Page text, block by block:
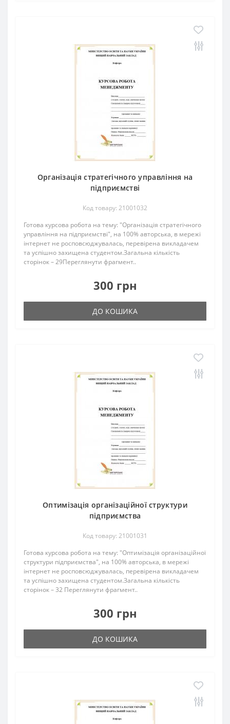
Організація стратегічного управління на
підприємстві
Код товару: 21001032
Готова курсова робота на тему: "Організація стратегічного
управління на підприємстві", на 100% авторська, в мережі
інтернет не росповсюджувалась, перевірена викладачем
та успішно захищена студентом.Загальна кількість
сторінок – 29Переглянути фрагмент..
300 грн
ДО КОШИКА
Оптимізація організаційної структури
підприємства
Код товару: 21001031
Готова курсова робота на тему: "Оптимізація організаційної
структури підприємства", на 100% авторська, в мережі
інтернет не росповсюджувалась, перевірена викладачем
та успішно захищена студентом.Загальна кількість
сторінок – 32 Переглянути фрагмент..
300 грн
ДО КОШИКА